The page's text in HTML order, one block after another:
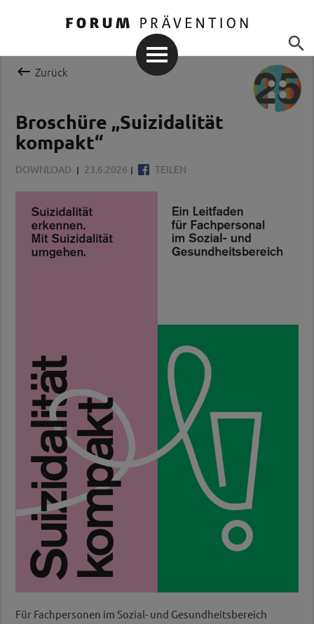

 Zurück
Broschüre „Suizidalität
kompakt“
DOWNLOAD 23.6.2026 TEILEN
Für Fachpersonen im Sozial- und Gesundheitsbereich